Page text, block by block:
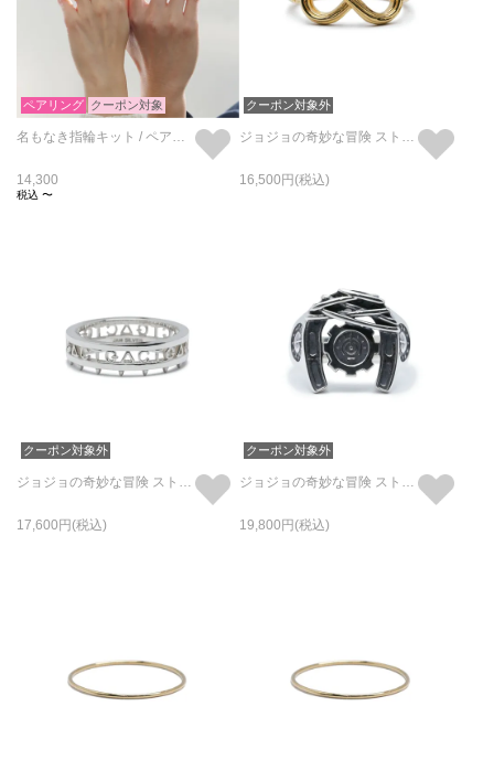
ペアリング クーポン対象
14,300
税込 〜
クーポン対象外
16,500
クーポン対象外
17,600
クーポン対象外
19,800